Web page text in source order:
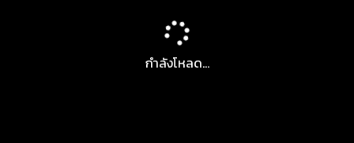
กำลังโหลด...